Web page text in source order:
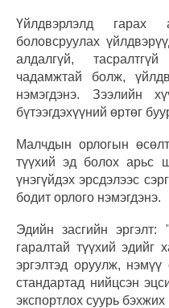
Үйлдвэрлэлд
боловсруулах
алдалгүй,
чадамжтай болж,
нэмэгдэнэ. Зээлийн
бүтээгдэхүүний өртөг
Малчдын орлогын
түүхий эд болох арьс
үнэгүйдэх эрсдэлээс
бодит орлого нэмэгдэнэ.
Эдийн засгийн эргэлт:
гаралтай түүхий эдийг
эргэлтэд оруулж,
стандартад нийцсэн
экспортлох суурь